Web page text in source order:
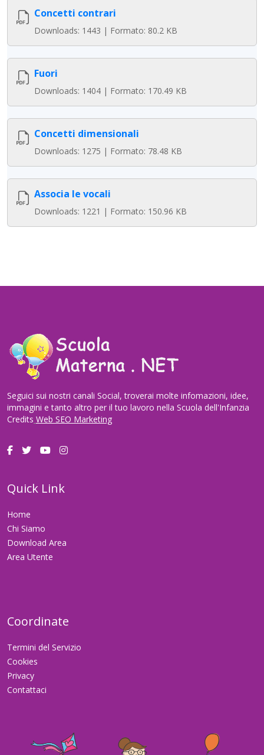
Concetti contrari
Downloads: 1443 | Formato: 80.2 KB
Fuori
Downloads: 1404 | Formato: 170.49 KB
Concetti dimensionali
Downloads: 1275 | Formato: 78.48 KB
Associa le vocali
Downloads: 1221 | Formato: 150.96 KB
Seguici sui nostri canali Social, troverai molte infomazioni, idee,
immagini e tanto altro per il tuo lavoro nella Scuola dell'Infanzia
Credits Web SEO Marketing
Quick Link
Home
Chi Siamo
Download Area
Area Utente
Coordinate
Termini del Servizio
Cookies
Privacy
Contattaci